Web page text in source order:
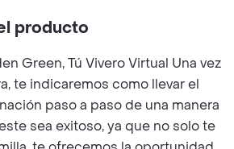
producto
Green, Tú Vivero Virtual Una vez
te indicaremos como llevar el
paso a paso de una manera
sea exitoso, ya que no solo te